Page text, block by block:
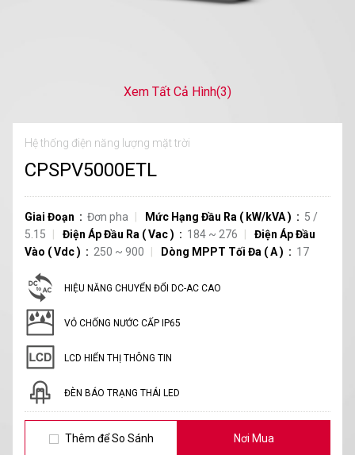
Xem Tất Cả Hình(3)
Hệ thống điện năng lượng mặt trời
CPSPV5000ETL
Giai Đoạn Đơn pha Mức Hạng Đầu Ra ( kW/kVA)
5 /
5.15
Điện Áp Đầu Ra (Vac) 184 ~ 276
Điện Áp Đầu
Vào (Vdc) 250 ~ 900 Dòng MPPT Tối Đa (A) 17
HIỆU NĂNG CHUYỂN ĐỔI DC-AC CAO
VỎ CHỐNG NƯỚC CẤP IP65
LCD HIỂN THỊ THÔNG TIN
ĐÈN BÁO TRẠNG THÁI LED
Thêm để So Sánh Nơi Mua